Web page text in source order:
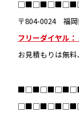
〒804-0024 福岡
フリーダイヤル
お見積もりは無